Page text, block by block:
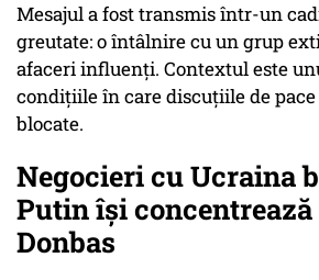
Mesajul a fost transmis într-un
greutate: o întâlnire cu un grup
afaceri influenți. Contextul este
condițiile în care discuțiile de
blocate.
Negocieri cu Ucraina
Putin își
Donbas